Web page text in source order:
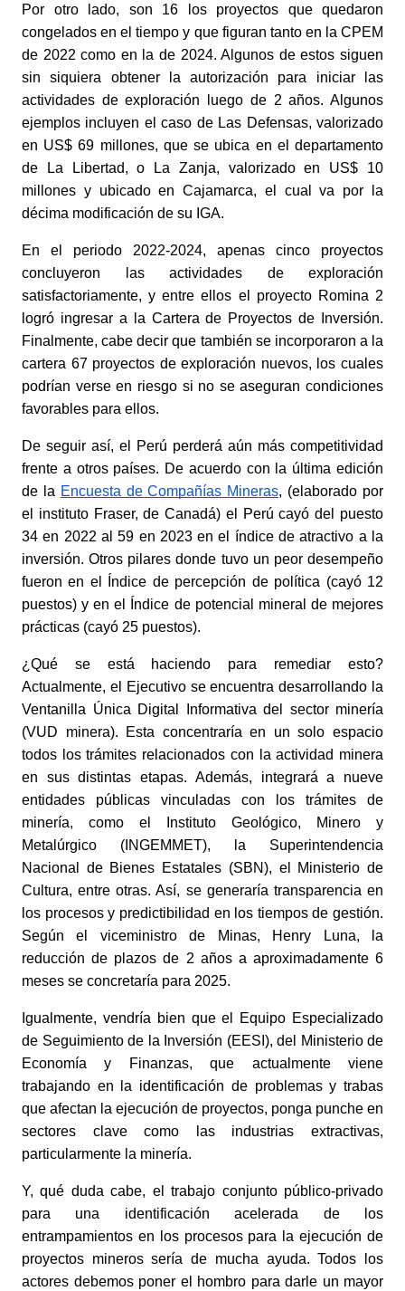
Por otro lado, son 16 los proyectos que quedaron
congelados en el tiempo y que figuran tanto en la CPEM
de 2022 como en la de 2024. Algunos de estos siguen
sin siquiera obtener la autorización para iniciar las
actividades de exploración luego de 2 años. Algunos
ejemplos incluyen el caso de Las Defensas, valorizado
en US$ 69 millones, que se ubica en el departamento
de La Libertad, o La Zanja, valorizado en US$ 10
millones y ubicado en Cajamarca, el cual va por la
décima modificación de su IGA.
En el periodo 2022-2024, apenas cinco proyectos
concluyeron las actividades de exploración
satisfactoriamente, y entre ellos el proyecto Romina 2
logró ingresar a la Cartera de Proyectos de Inversión.
Finalmente, cabe decir que también se incorporaron a la
cartera 67 proyectos de exploración nuevos, los cuales
podrían verse en riesgo si no se aseguran condiciones
favorables para ellos.
De seguir así, el Perú perderá aún más competitividad
frente a otros países. De acuerdo con la última edición
de la Encuesta de Compañías Mineras, (elaborado por
el instituto Fraser, de Canadá) el Perú cayó del puesto
34 en 2022 al 59 en 2023 en el índice de atractivo a la
inversión. Otros pilares donde tuvo un peor desempeño
fueron en el Índice de percepción de política (cayó 12
puestos) y en el Índice de potencial mineral de mejores
prácticas (cayó 25 puestos).
¿Qué se está haciendo para remediar esto?
Actualmente, el Ejecutivo se encuentra desarrollando la
Ventanilla Única Digital Informativa del sector minería
(VUD minera). Esta concentraría en un solo espacio
todos los trámites relacionados con la actividad minera
en sus distintas etapas. Además, integrará a nueve
entidades públicas vinculadas con los trámites de
minería, como el Instituto Geológico, Minero y
Metalúrgico (INGEMMET), la Superintendencia
Nacional de Bienes Estatales (SBN), el Ministerio de
Cultura, entre otras. Así, se generaría transparencia en
los procesos y predictibilidad en los tiempos de gestión.
Según el viceministro de Minas, Henry Luna, la
reducción de plazos de 2 años a aproximadamente 6
meses se concretaría para 2025.
Igualmente, vendría bien que el Equipo Especializado
de Seguimiento de la Inversión (EESI), del Ministerio de
Economía y Finanzas, que actualmente viene
trabajando en la identificación de problemas y trabas
que afectan la ejecución de proyectos, ponga punche en
sectores clave como las industrias extractivas,
particularmente la minería.
Y, qué duda cabe, el trabajo conjunto público-privado
para una identificación acelerada de los
entrampamientos en los procesos para la ejecución de
proyectos mineros sería de mucha ayuda. Todos los
actores debemos poner el hombro para darle un mayor